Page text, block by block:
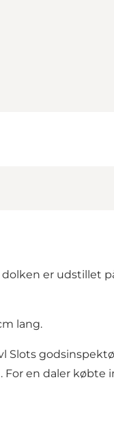
er udstillet
lang.
Slots
en daler købte